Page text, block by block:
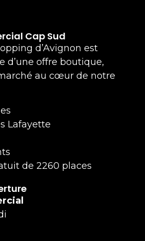
Cap Sud
d’Avignon est
d’une offre boutique,
au cœur de notre
Lafayette
de 2260 places